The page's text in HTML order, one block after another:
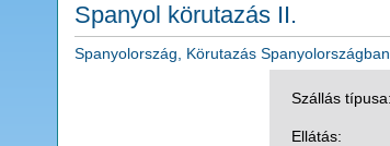
Spanyol körutazás II.
Spanyolország, Körutazás Spanyolországban
Szállás típusa:
Ellátás: